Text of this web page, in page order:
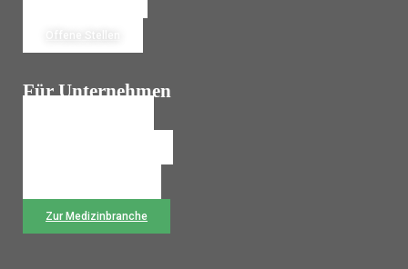
Für Unternehmen
Zur Medizinbranche